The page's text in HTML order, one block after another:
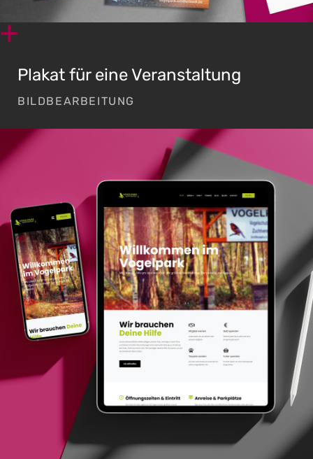
Plakat für eine Veranstaltung
BILDBEARBEITUNG